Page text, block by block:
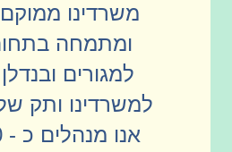
משרדינו
ומתמחה
למגורים